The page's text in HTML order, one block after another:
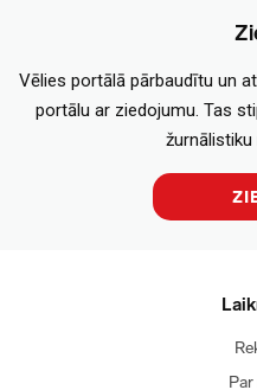
Vēlies portālā pārbaudītu un
portālu ar ziedojumu. Tas